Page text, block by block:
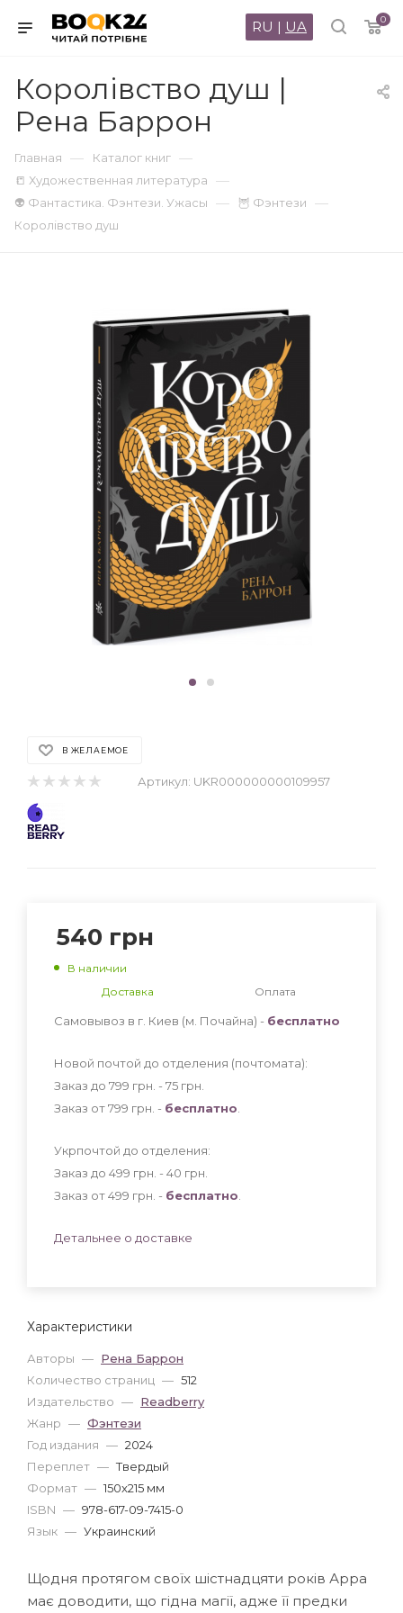
0
RU | UA
Королівство душ |
Рена Баррон
Главная — Каталог книг —
📒 Художественная литература —
👽 Фантастика. Фэнтези. Ужасы — 🦉 Фэнтези —
Королівство душ
В ЖЕЛАЕМОЕ
Артикул: UKR000000000109957
Характеристики
Авторы — Рена Баррон
Количество страниц — 512
Издательство — Readberry
Жанр — Фэнтези
Год издания — 2024
Переплет — Твердый
Формат — 150x215 мм
ISBN — 978-617-09-7415-0
Язык — Украинский
540 грн
В наличии
Доставка
Оплата
Самовывоз в г. Киев (м. Почайна) - бесплатно
Новой почтой до отделения (почтомата):
Заказ до 799 грн. - 75 грн
Заказ от 799 грн. - бесплатно
Укрпочтой до отделения:
Заказ до 499 грн. - 40 грн
Заказ от 499 грн. - бесплатно
Детальнее о доставке
Щодня протягом своїх шістнадцяти років Арра
має доводити, що гідна магії, адже її предки